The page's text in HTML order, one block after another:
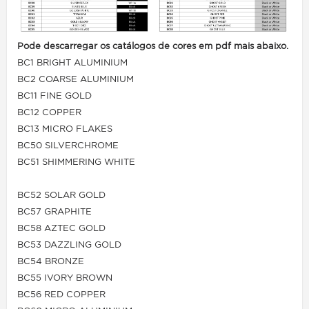
Pode descarregar os catálogos de cores em pdf mais abaixo.
BC1 BRIGHT ALUMINIUM
BC2 COARSE ALUMINIUM
BC11 FINE GOLD
BC12 COPPER
BC13 MICRO FLAKES
BC50 SILVERCHROME
BC51 SHIMMERING WHITE
BC52 SOLAR GOLD
BC57 GRAPHITE
BC58 AZTEC GOLD
BC53 DAZZLING GOLD
BC54 BRONZE
BC55 IVORY BROWN
BC56 RED COPPER